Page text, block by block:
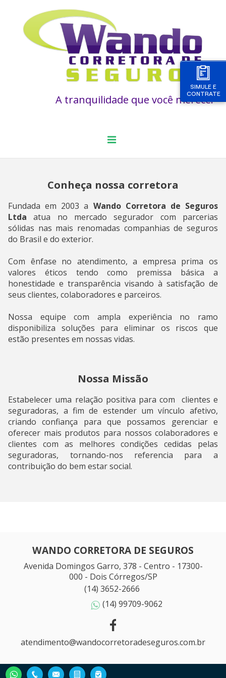
SIMULE E
CONTRATE
A tranquilidade que você merece!
Conheça nossa corretora
Fundada em 2003 a Wando Corretora de Seguros
Ltdaatua no mercado segurador com parcerias
sólidas nas mais renomadas companhias de seguros
do Brasil e do exterior.
Com ênfase no atendimento, a empresa prima os
valores éticos tendo como premissa básica a
honestidade e transparência visando à satisfação de
seus clientes, colaboradores e parceiros.
​Nossa equipe com ampla experiência no ramo
disponibiliza soluções para eliminar os riscos que
estão presentes em nossas vidas.
Nossa Missão
​Estabelecer uma relação positiva para com clientes e
seguradoras, a fim de estender um vínculo afetivo,
criando confiança para que possamos gerenciar e
oferecer mais produtos para nossos colaboradores e
clientes com as melhores condições cedidas pelas
seguradoras, tornando-nos referencia para a
contribuição do bem estar social.
WANDO CORRETORA DE SEGUROS
Avenida Domingos Garro, 378 - Centro - 17300-
000 - Dois Córregos/SP
(14) 3652-2666
(14) 99709-9062
atendimento@wandocorretoradeseguros.com.br